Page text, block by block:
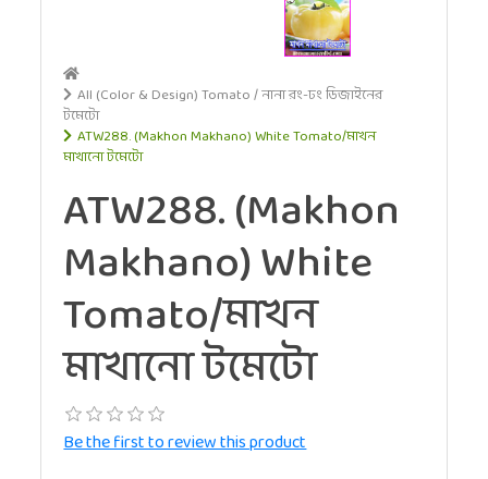
All (Color & Design) Tomato / নানা রং-ঢং ডিজাইনের
টমেটো
ATW288. (Makhon Makhano) White Tomato/মাখন
মাখানো টমেটো
ATW288. (Makhon
Makhano) White
Tomato/মাখন
মাখানো টমেটো
Be the first to review this product